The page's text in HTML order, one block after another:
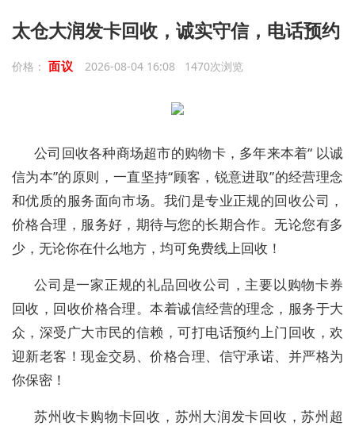
太仓大润发卡回收，诚实守信，电话预约
价格： 面议 2026-08-04 16:08 1470次浏览
公司回收各种商场超市的购物卡，多年来本着“ 以诚
信为本”的原则，一直坚持“顾客，锐意进取”的经营理念
和优质的服务面向市场。我们是专业正规的回收公司，
价格合理，服务好，期待与您的长期合作。无论您有多
少，无论你在什么地方，均可免费线上回收！
公司是一家正规的礼品回收公司，主要以购物卡券
回收，回收价格合理。本着诚信经营的理念，服务于大
众，深受广大市民的信赖，可打电话预约上门回收，欢
迎新老客！现金交易、价格合理、信守承诺、并严格为
你保密！
苏州收卡购物卡回收，苏州大润发卡回收，苏州超